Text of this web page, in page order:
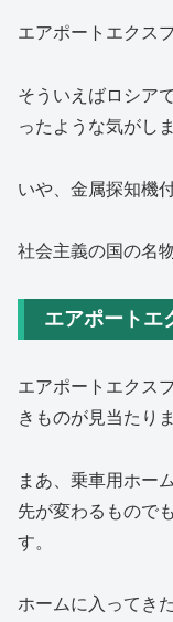
エアポートエクス
そういえばロシア
ったような気がしま
いや、金属探知機
社会主義の国の名
エアポートエ
エアポートエクス
きものが見当たり
まあ、乗車用ホー
先が変わるもので
す。
ホームに入ってき